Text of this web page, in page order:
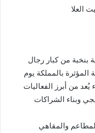
بنخبة من كبار رجال
المؤثرة بالمملكة يوم
يُعد من أبرز الفعاليات
وبناء الشراكات
والمقاهي